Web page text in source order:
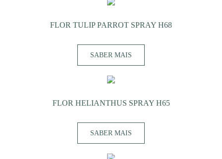
FLOR TULIP PARROT SPRAY H68
SABER MAIS
FLOR HELIANTHUS SPRAY H65
SABER MAIS